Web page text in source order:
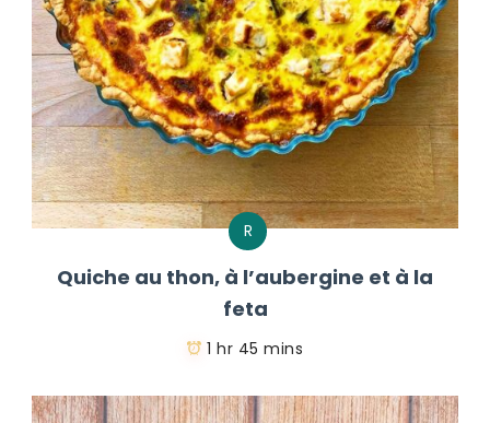
R
Quiche au thon, à l’aubergine et à la
feta
1 hr 45 mins